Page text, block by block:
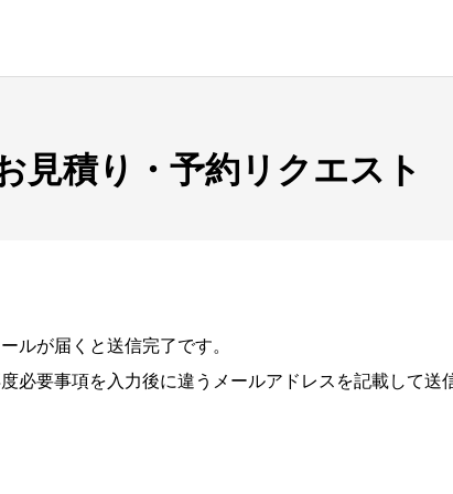
見積り・予約リクエスト
ルが届くと送信完了です。
必要事項を入力後に違うメールアドレスを記載して送